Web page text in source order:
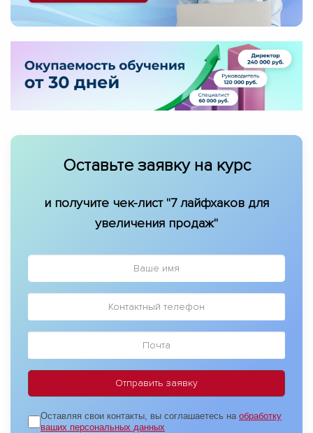
Оставьте заявку на курс
и получите чек-лист "7 лайфхаков для
увеличения продаж"
Оставляя свои контакты, вы соглашаетесь на обработку
ваших персональных данных